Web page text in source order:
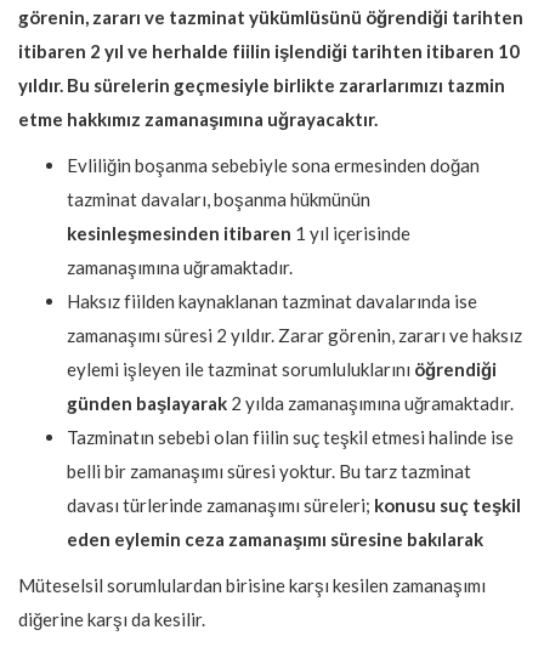
görenin, zararı ve tazminat yükümlüsünü öğrendiği tarihten
itibaren 2 yıl ve herhalde fiilin işlendiği tarihten itibaren 10
yıldır. Bu sürelerin geçmesiyle birlikte zararlarımızı tazmin
etme hakkımız zamanaşımına uğrayacaktır.
Evliliğin boşanma sebebiyle sona ermesinden doğan
tazminat davaları, boşanma hükmünün
kesinleşmesinden itibaren 1 yıl içerisinde
zamanaşımına uğramaktadır.
Haksız fiilden kaynaklanan tazminat davalarında ise
zamanaşımı süresi 2 yıldır. Zarar görenin, zararı ve haksız
eylemi işleyen ile tazminat sorumluluklarını öğrendiği
günden başlayarak 2 yılda zamanaşımına uğramaktadır.
Tazminatın sebebi olan fiilin suç teşkil etmesi halinde ise
belli bir zamanaşımı süresi yoktur. Bu tarz tazminat
davası türlerinde zamanaşımı süreleri; konusu suç teşkil
eden eylemin ceza zamanaşımı süresine bakılarak
Müteselsil sorumlulardan birisine karşı kesilen zamanaşımı
diğerine karşı da kesilir.